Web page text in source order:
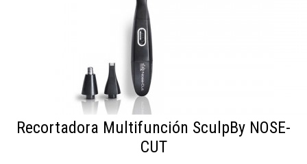
Recortadora Multifunción SculpBy NOSE-
CUT